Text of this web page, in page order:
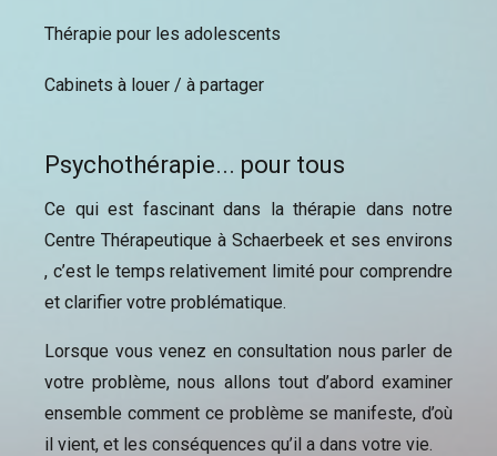
Thérapie pour les adolescents
Cabinets à louer / à partager
Psychothérapie... pour tous
Ce qui est fascinant dans la thérapie dans notre
Centre Thérapeutique à Schaerbeek et ses environs
, c’est le temps relativement limité pour comprendre
et clarifier votre problématique.
Lorsque vous venez en consultation nous parler de
votre problème, nous allons tout d’abord examiner
ensemble comment ce problème se manifeste, d’où
il vient, et les conséquences qu’il a dans votre vie.